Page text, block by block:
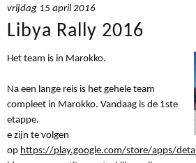
vrijdag 15 april 2016
Libya Rally 2016
Het team is in Marokko.
Na een lange reis is het gehele team
compleet in Marokko. Vandaag is de 1ste
etappe.
e zijn te volgen
op https://play.google.com/store/apps/